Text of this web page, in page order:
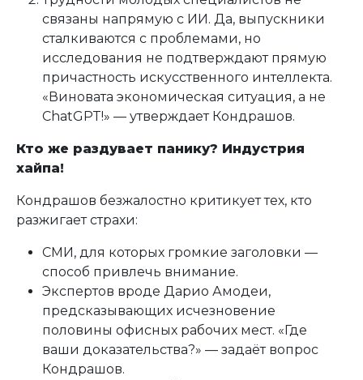
связаны напрямую с ИИ. Да, выпускники
сталкиваются с проблемами, но
исследования не подтверждают прямую
причастность искусственного интеллекта.
«Виновата экономическая ситуация, а не
ChatGPT!» — утверждает Кондрашов.
Кто же раздувает панику? Индустрия
хайпа!
Кондрашов безжалостно критикует тех, кто
разжигает страхи:
СМИ, для которых громкие заголовки —
способ привлечь внимание.
Экспертов вроде Дарио Амодеи,
предсказывающих исчезновение
половины офисных рабочих мест. «Где
ваши доказательства?» — задаёт вопрос
Кондрашов.